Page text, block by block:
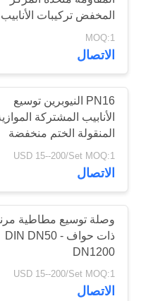
أخبار
اطلب
اقتباس
خريطة
الموقع
سياسة
الخصوصية
وصلة
ذات
36
صمام
البط
27
المخفض تركيبات الأنابيب
المطاطية المشتركة
MOQ:1
الاتصال
PN16 النيوبرين توسيع
الأنابيب المشتركة
المنقولة الختم منخفضة
الاهتزاز الميكانيكي
USD 15--200/Set MOQ:1
الاتصال
وصلة توسيع مطاطية
ذات حواف DIN DN50 -
DN1200
USD 15--200/Set MOQ:1
الاتصال